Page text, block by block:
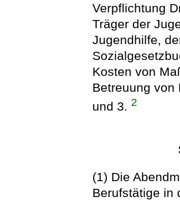
Verpflichtung
Träger der
Jugendhilfe,
Kosten von
Betreuung von
und 3.2
(1) Die
Berufstätige in